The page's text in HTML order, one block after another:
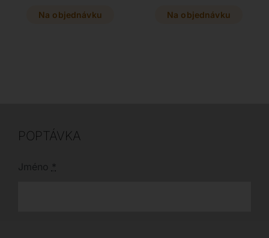
sofistikovaný prvek.
zpracováním a
smyslem pro každý
Na objednávku
Polokruhový design o
Na objednávku
POPTÁVKA
Jméno *